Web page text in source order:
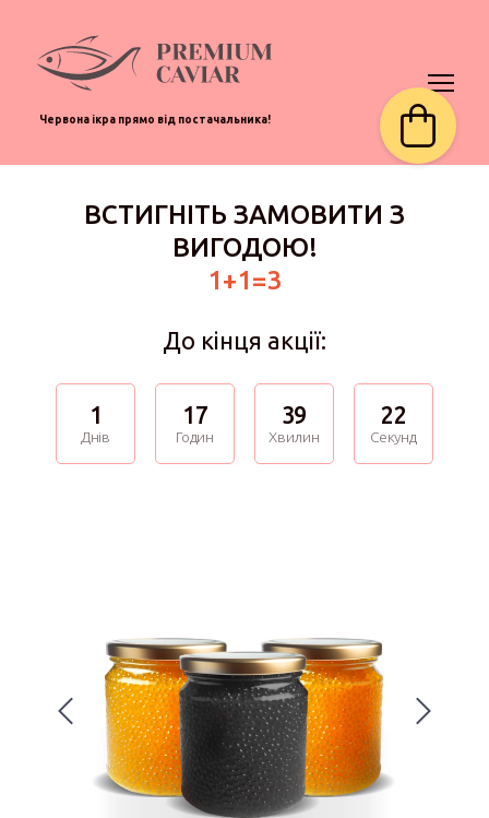
Червона ікра прямо від постачальника!
ВСТИГНІТЬ ЗАМОВИТИ З
ВИГОДОЮ!
1+1=3
До кінця акції:
1
Днів
17
Годин
39
Хвилин
22
Секунд